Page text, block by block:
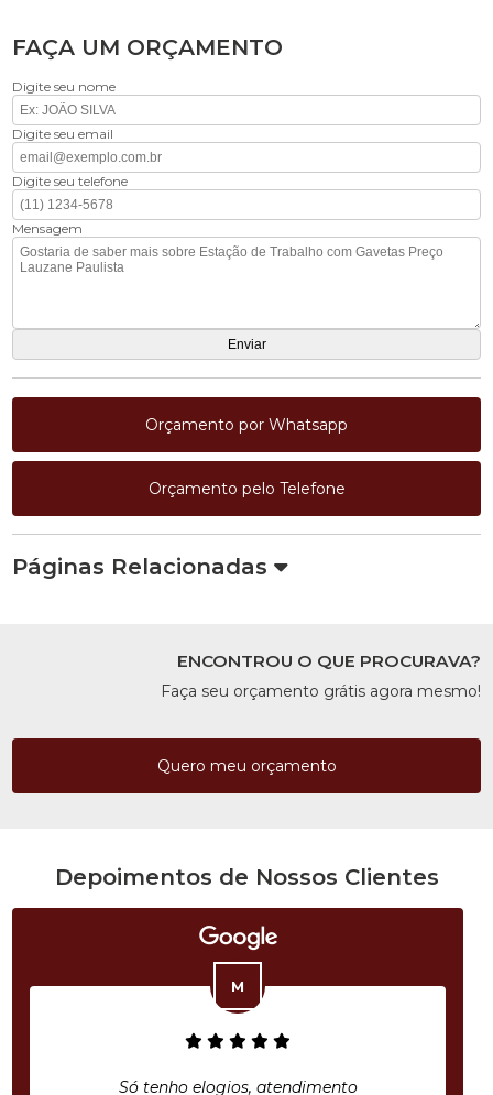
FAÇA UM ORÇAMENTO
Digite seu nome
Digite seu email
Digite seu telefone
Mensagem
Orçamento por Whatsapp
Orçamento pelo Telefone
Páginas Relacionadas
ENCONTROU O QUE PROCURAVA?
Faça seu orçamento grátis agora mesmo!
Quero meu orçamento
Depoimentos de Nossos Clientes
Só tenho elogios, atendimento